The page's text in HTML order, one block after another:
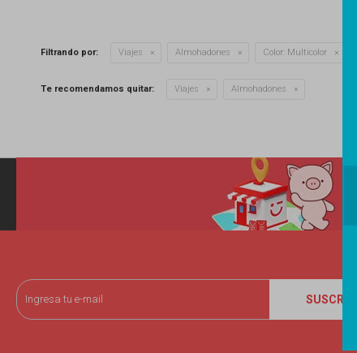
Filtrando por: Viajes Almohadones Color: Multicolor
Te recomendamos quitar: Viajes Almohadones